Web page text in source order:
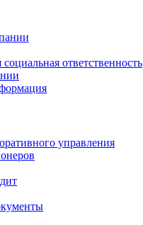
ответственность
управления